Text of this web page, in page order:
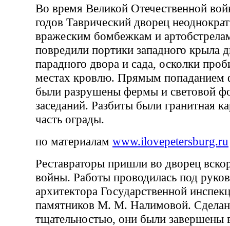
Во время Великой Отечественной
годов Таврический дворец
вражеским бомбежкам и
повредили портики западного крыла
парадного двора и сада, осколки
местах кровлю. Прямым попаданием
были разрушены фермы и световой
заседаний. Разбиты были гранитная
часть ограды.
по материалам www.ilovepetersburg.ru
Реставраторы пришли во дворец
войны. Работы проводилась под
архитектора Государственной
памятников М. М. Налимовой.
тщательностью, они были завершены